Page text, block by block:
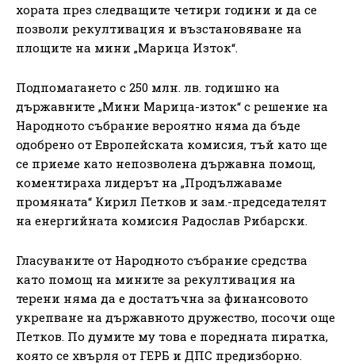
хората през следващите четири години и да се
позволи рекултивация и възстановяване на
площите на мини „Марица Изток“.
Подпомагането с 250 млн. лв. годишно на
държавните „Мини Марица-изток“ с решение на
Народното събрание вероятно няма да бъде
одобрено от Европейската комисия, тъй като ще
се приеме като непозволена държавна помощ,
коментираха лидерът на „Продължаваме
промяната“ Кирил Петков и зам.-председателят
на енергийната комисия Радослав Рибарски.
Гласуваните от Народното събрание средства
като помощ на мините за рекултивация на
терени няма да е достатъчна за финансовото
укрепване на държавното дружество, посочи още
Петков. По думите му това е поредната пиратка,
която се хвърля от ГЕРБ и ДПС предизборно.